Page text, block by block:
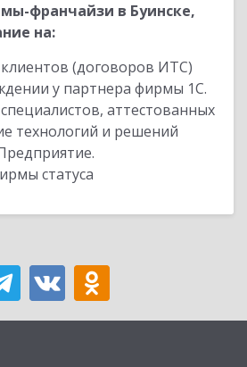
франчайзи в Буинске,
на:
(договоров ИТС)
у партнера фирмы 1С.
аттестованных
технологий и решений
статуса